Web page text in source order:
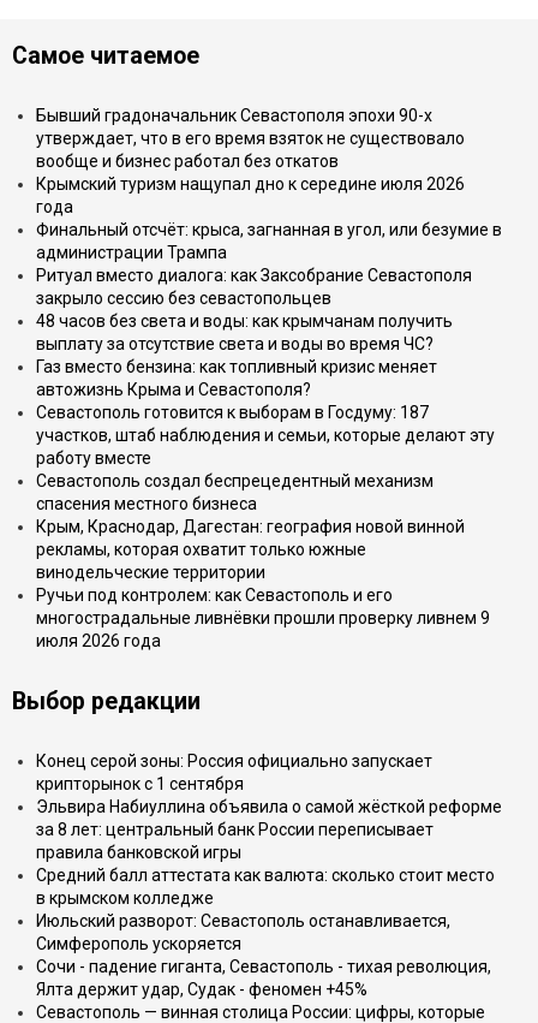
Самое читаемое
Бывший градоначальник Севастополя эпохи 90-х
утверждает, что в его время взяток не существовало
вообще и бизнес работал без откатов
Крымский туризм нащупал дно к середине июля 2026
года
Финальный отсчёт: крыса, загнанная в угол, или безумие в
администрации Трампа
Ритуал вместо диалога: как Заксобрание Севастополя
закрыло сессию без севастопольцев
48 часов без света и воды: как крымчанам получить
выплату за отсутствие света и воды во время ЧС?
Газ вместо бензина: как топливный кризис меняет
автожизнь Крыма и Севастополя?
Севастополь готовится к выборам в Госдуму: 187
участков, штаб наблюдения и семьи, которые делают эту
работу вместе
Севастополь создал беспрецедентный механизм
спасения местного бизнеса
Крым, Краснодар, Дагестан: география новой винной
рекламы, которая охватит только южные
винодельческие территории
Ручьи под контролем: как Севастополь и его
многострадальные ливнёвки прошли проверку ливнем 9
июля 2026 года
Выбор редакции
Конец серой зоны: Россия официально запускает
крипторынок с 1 сентября
Эльвира Набиуллина объявила о самой жёсткой реформе
за 8 лет: центральный банк России переписывает
правила банковской игры
Средний балл аттестата как валюта: сколько стоит место
в крымском колледже
Июльский разворот: Севастополь останавливается,
Симферополь ускоряется
Сочи - падение гиганта, Севастополь - тихая революция,
Ялта держит удар, Судак - феномен +45%
Севастополь — винная столица России: цифры, которые